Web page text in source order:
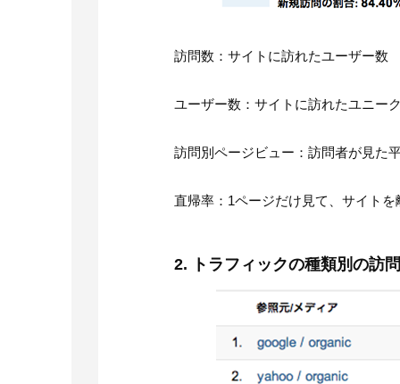
訪問数：サイトに訪れたユーザー数
ユーザー数：サイトに訪れたユニー
訪問別ページビュー：訪問者が見た
直帰率：1ページだけ見て、サイトを
2. トラフィックの種類別の訪